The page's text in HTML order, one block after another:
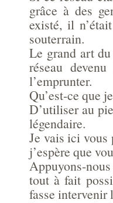
grâce à des
existé, il
souterrain.
Le grand art
réseau
l’emprunter.
Qu’est-ce que
D’utiliser au
légendaire.
Je vais ici vous
j’espère que
Appuyons-
tout à fait
fasse intervenir